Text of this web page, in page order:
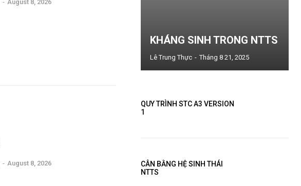
- August 8, 2026
- August 8, 2026
KHÁNG SINH TRONG NTTS
Lê Trung Thực - Tháng 8 21, 2025
QUY TRÌNH STC A3 VERSION
1
CÂN BẰNG HỆ SINH THÁI
NTTS